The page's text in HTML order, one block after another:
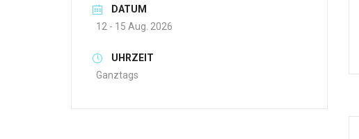
DATUM
12 - 15 Aug. 2026
UHRZEIT
Ganztags